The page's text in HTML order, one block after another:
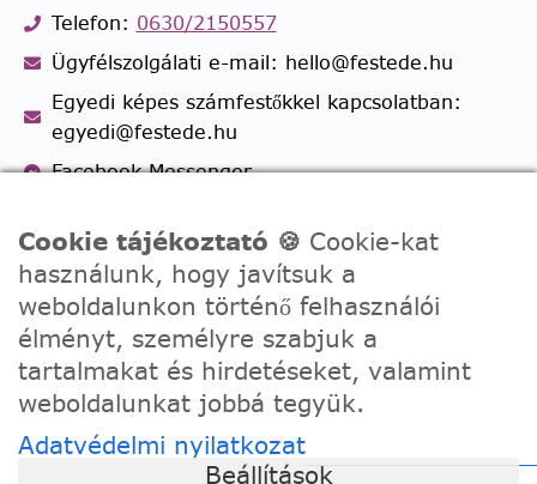
Telefon: 0630/2150557
Ügyfélszolgálati e-mail: hello@festede.hu
Egyedi képes számfestőkkel kapcsolatban:
egyedi@festede.hu
Facebook Messenger
Cookie tájékoztató 🍪 Cookie-kat
használunk, hogy javítsuk a
weboldalunkon történő felhasználói
élményt, személyre szabjuk a
tartalmakat és hirdetéseket, valamint
weboldalunkat jobbá tegyük.
Adatvédelmi nyilatkozat
Beállítások